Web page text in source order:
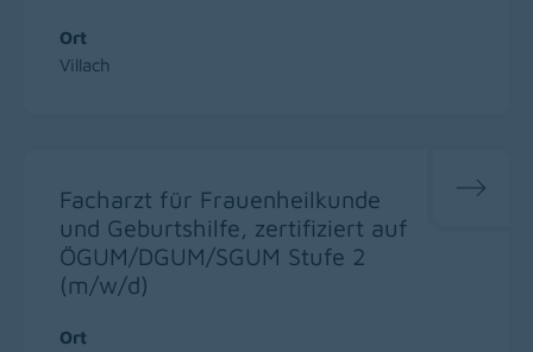
Ort
Villach
Facharzt für Frauenheilkunde
und Geburtshilfe, zertifiziert auf
ÖGUM/DGUM/SGUM Stufe 2
(m/w/d)
Ort